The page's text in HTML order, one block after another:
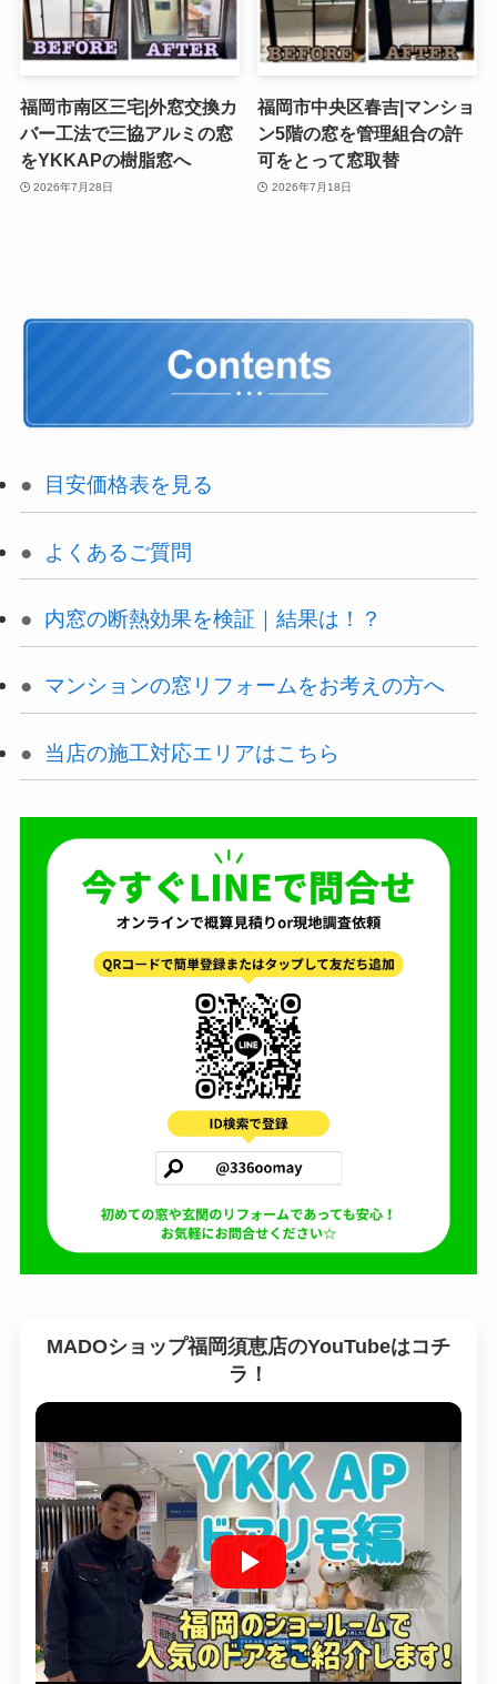
福岡市南区三宅|外窓交換カ
バー工法で三協アルミの窓
をYKKAPの樹脂窓へ
2026年7月28日
福岡市中央区春吉|マンショ
ン5階の窓を管理組合の許
可をとって窓取替
2026年7月18日
目安価格表を見る
よくあるご質問
内窓の断熱効果を検証｜結果は！？
マンションの窓リフォームをお考えの方へ
当店の施工対応エリアはこちら
MADOショップ福岡須恵店のYouTubeはコチ
ラ！